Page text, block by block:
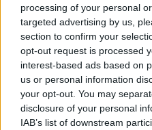
processing of your personal
targeted advertising by us,
section to confirm your
opt-out request is processed
interest-based ads based on
us or personal information
your opt-out. You may
disclosure of your personal
IAB’s list of downstream